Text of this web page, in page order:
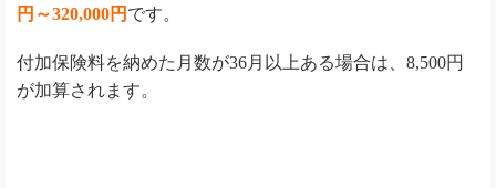
円～320,000円 です。
付加保険料を納めた月数が36月以上ある場合は、8,500円
が加算されます。